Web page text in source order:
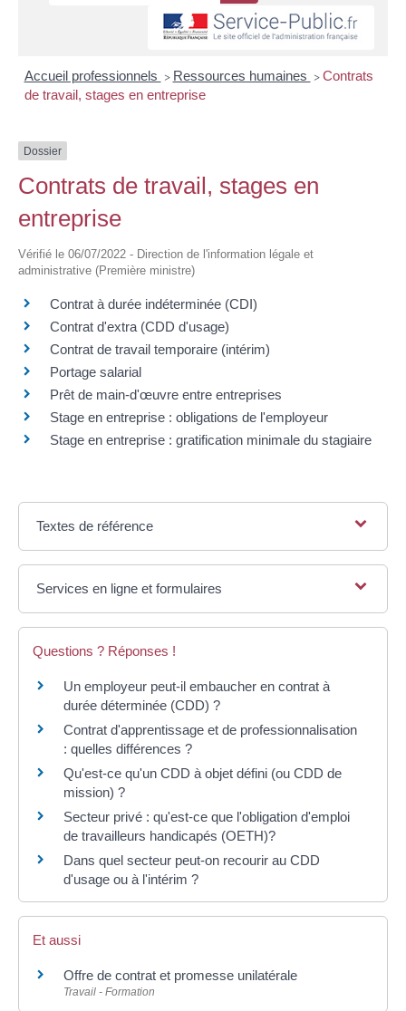
Accueil professionnels > Ressources humaines > Contrats
de travail, stages en entreprise
Dossier
Contrats de travail, stages en
entreprise
Vérifié le 06/07/2022 - Direction de l'information légale et
administrative (Première ministre)
Contrat à durée indéterminée (CDI)
Contrat d'extra (CDD d'usage)
Contrat de travail temporaire (intérim)
Portage salarial
Prêt de main-d'œuvre entre entreprises
Stage en entreprise : obligations de l'employeur
Stage en entreprise : gratification minimale du stagiaire
Textes de référence
Services en ligne et formulaires
Questions ? Réponses !
Un employeur peut-il embaucher en contrat à
durée déterminée (CDD) ?
Contrat d'apprentissage et de professionnalisation
: quelles différences ?
Qu'est-ce qu'un CDD à objet défini (ou CDD de
mission) ?
Secteur privé : qu'est-ce que l'obligation d'emploi
de travailleurs handicapés (OETH)?
Dans quel secteur peut-on recourir au CDD
d'usage ou à l'intérim ?
Et aussi
Offre de contrat et promesse unilatérale
Travail - Formation